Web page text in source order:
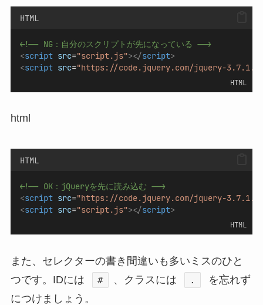
HTML
<!-- NG：自分のスクリプトが先になっている -->
<script src="script.js"></script>
<script src="https://code.jquery.com/jquery-
HTML
html
HTML
<!-- OK：jQueryを先に読み込む -->
<script src="https://code.jquery.com/jquery-
<script src="script.js"></script>
HTML
また、セレクターの書き間違いも多いミスのひと
つです。IDには
# 、クラスには .
を忘れず
につけましょう。